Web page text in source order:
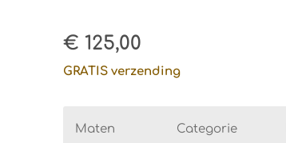
€ 125,00
GRATIS verzending
Maten Categorie